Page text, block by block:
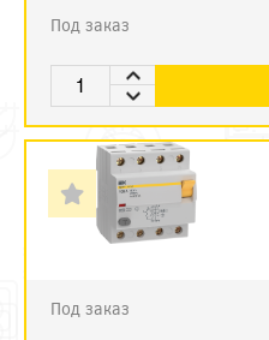
Под заказ
Под заказ